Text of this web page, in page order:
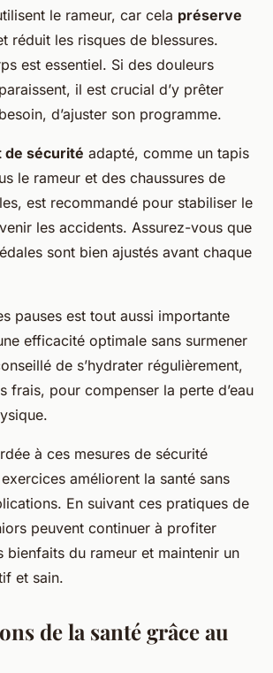
le rameur, car cela préserve
réduit les risques de blessures.
est essentiel. Si des douleurs
il est crucial d’y prêter
d’ajuster son programme.
de sécurité adapté, comme un tapis
le rameur et des chaussures de
est recommandé pour stabiliser le
les accidents. Assurez-vous que
sont bien ajustés avant chaque
pauses est tout aussi importante
efficacité optimale sans surmener
de s’hydrater régulièrement,
frais, pour compenser la perte d’eau
à ces mesures de sécurité
améliorent la santé sans
En suivant ces pratiques de
peuvent continuer à profiter
bienfaits du rameur et maintenir un
et sain.
de la santé grâce au